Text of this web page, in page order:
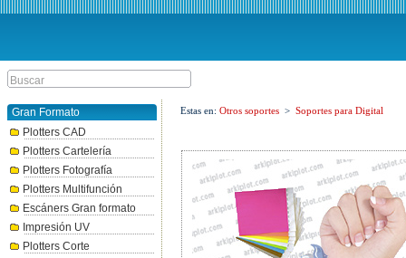
Gran Formato
Plotters CAD
Plotters Cartelería
Plotters Fotografía
Plotters Multifunción
Escáners Gran formato
Impresión UV
Plotters Corte
Estas en: Otros soportes > Soportes para Digital